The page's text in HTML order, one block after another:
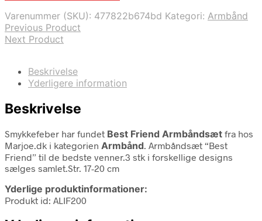
Varenummer (SKU): 477822b674bd Kategori: Armbånd
Previous Product
Next Product
Beskrivelse
Yderligere information
Beskrivelse
Smykkefeber har fundet Best Friend Armbåndsæt fra hos
Marjoe.dk i kategorien Armbånd. Armbåndsæt “Best
Friend” til de bedste venner.3 stk i forskellige designs
sælges samlet.Str. 17-20 cm
Yderlige produktinformationer:
Produkt id: ALIF200